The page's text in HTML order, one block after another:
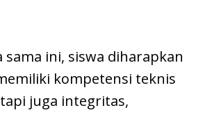
sama ini, siswa diharapkan
kompetensi teknis
juga integritas,